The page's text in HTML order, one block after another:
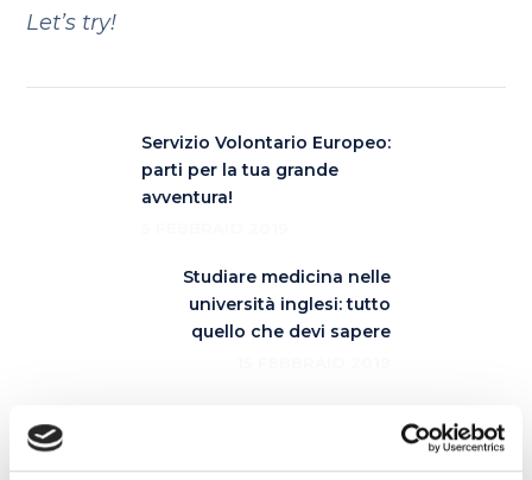
Let’s try!
Servizio Volontario Europeo:
parti per la tua grande
avventura!
Studiare medicina nelle
università inglesi: tutto
quello che devi sapere